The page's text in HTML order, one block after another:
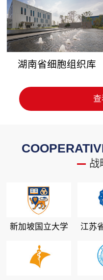
湖南省细胞组织库
查
战
新加坡国立大学 江苏